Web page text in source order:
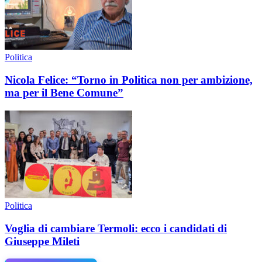
Politica
Nicola Felice: “Torno in Politica non per ambizione,
ma per il Bene Comune”
Politica
Voglia di cambiare Termoli: ecco i candidati di
Giuseppe Mileti